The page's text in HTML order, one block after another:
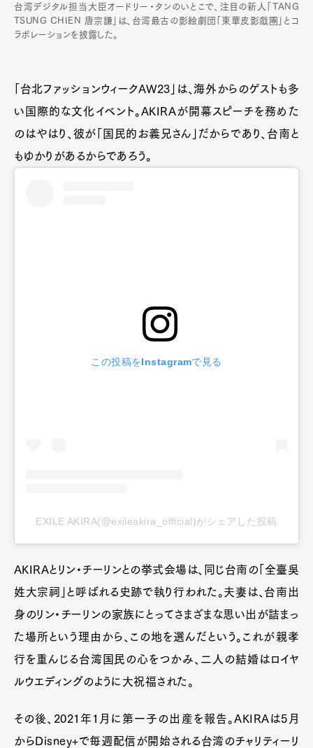
台湾デジタル担当大臣オードリー・タンのいとこで、注目の新人「TANG
TSUNG CHIEN 唐宗謙」は、台湾最古の影絵劇団「東華皮影戲團」とコ
ラボレーションを披露した。
「台北ファッションウィークAW23」は、海外からのゲストも多
い国際的な文化イベント。AKIRAが開幕スピーチを務めた
のはやはり、彼が「国民的お義兄さん」だからであり、台南と
もゆかりがあるからであろう。
この投稿をInstagramで見る
EXILE AKIRA(@exileakira_official)がシェアした投稿
AKIRAとリン・チーリンとの挙式会場は、同じ台南の「全臺吳
姓大宗祠」と呼ばれる史跡で執り行われた。夫妻は、台南出
身のリン・チーリンの家族にとってさまざまな思い出が詰まっ
た場所という理由から、この地を選んだという。これが親孝
行を重んじる台湾国民の心をつかみ、二人の結婚はロイヤ
ルウエディングのように大祝福された。
その後、2021年1月に第一子の出産を報告。AKIRAは5月
からDisney+で毎週配信が開始される台湾のチャリティーリ